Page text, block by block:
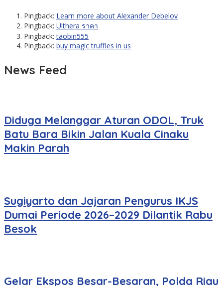
Pingback: Learn more about Alexander Debelov
Pingback: Ulthera ราคา
Pingback:taobin555
Pingback: buy magic truffles in us
News Feed
Diduga Melanggar Aturan ODOL, Truk
Batu Bara Bikin Jalan Kuala Cinaku
Makin Parah
Sugiyarto dan Jajaran Pengurus IKJS
Dumai Periode 2026–2029 Dilantik Rabu
Besok
Gelar Ekspos Besar-Besaran, Polda Riau